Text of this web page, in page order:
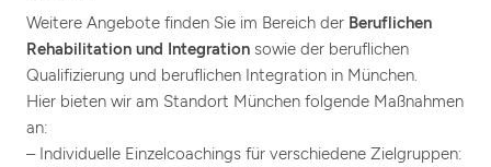
Weitere Angebote finden Sie im Bereich der Beruflichen
Rehabilitation und Integration sowie der beruflichen
Qualifizierung und beruflichen Integration in München.
Hier bieten wir am Standort München folgende Maßnahmen
an:
– Individuelle Einzelcoachings für verschiedene Zielgruppen: